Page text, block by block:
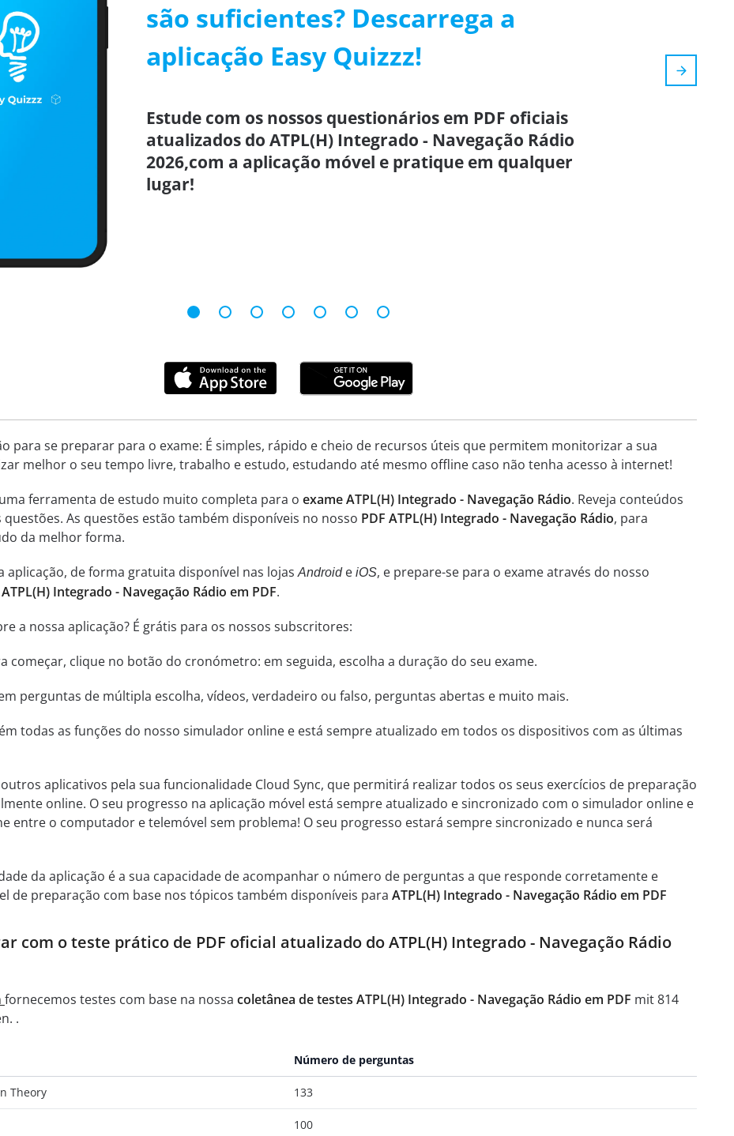
são suficientes? Descarrega a
aplicação Easy Quizzz!
Estude com os nossos questionários em PDF oficiais
atualizados do ATPL(H) Integrado - Navegação Rádio
2026,com a aplicação móvel e pratique em qualquer
lugar!
para se preparar para o exame: É simples, rápido e cheio de recursos úteis que permitem monitorizar a sua
melhor o seu tempo livre, trabalho e estudo, estudando até mesmo offline caso não tenha acesso à internet!
ferramenta de estudo muito completa para o exame ATPL(H) Integrado - Navegação Rádio. Reveja conteúdos
As questões estão também disponíveis no nosso PDF ATPL(H) Integrado - Navegação Rádio, para
da melhor forma.
aplicação, de forma gratuita disponível nas lojasAndroide iOS, e prepare-se para o exame através do nosso
Integrado - Navegação Rádio em PDF.
a nossa aplicação? É grátis para os nossos subscritores:
começar, clique no botão do cronómetro: em seguida, escolha a duração do seu exame.
perguntas de múltipla escolha, vídeos, verdadeiro ou falso, perguntas abertas e muito mais.
todas as funções do nosso simulador online e está sempre atualizado em todos os dispositivos com as últimas
aplicativos pela sua funcionalidade Cloud Sync, que permitirá realizar todos os seus exercícios de preparação
online. O seu progresso na aplicação móvel está sempre atualizado e sincronizado com o simulador online e
entre o computador e telemóvel sem problema! O seu progresso estará sempre sincronizado e nunca será
da aplicação é a sua capacidade de acompanhar o número de perguntas a que responde corretamente e
de preparação com base nos tópicos também disponíveis para ATPL(H) Integrado - Navegação Rádio em PDF
com o teste prático de PDF oficial atualizado do ATPL(H) Integrado - Navegação Rádio
fornecemos testes com base na nossa coletânea de testes ATPL(H) Integrado - Navegação Rádio em PDF mit 814
.
Número de perguntas
Theory 133
100